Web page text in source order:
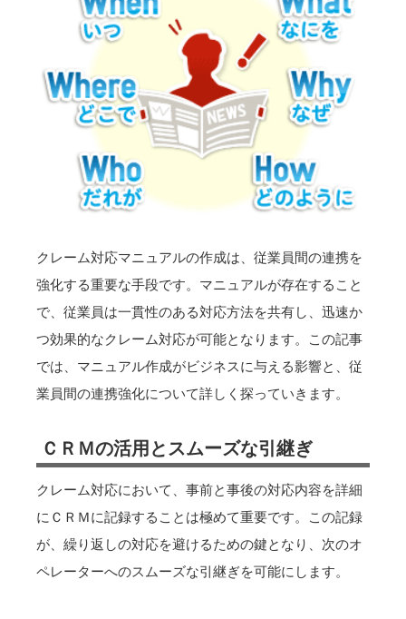
クレーム対応マニュアルの作成は、従業員間の連携を
強化する重要な手段です。マニュアルが存在すること
で、従業員は一貫性のある対応方法を共有し、迅速か
つ効果的なクレーム対応が可能となります。この記事
では、マニュアル作成がビジネスに与える影響と、従
業員間の連携強化について詳しく探っていきます。
ＣＲＭの活用とスムーズな引継ぎ
クレーム対応において、事前と事後の対応内容を詳細
にＣＲＭに記録することは極めて重要です。この記録
が、繰り返しの対応を避けるための鍵となり、次のオ
ペレーターへのスムーズな引継ぎを可能にします。